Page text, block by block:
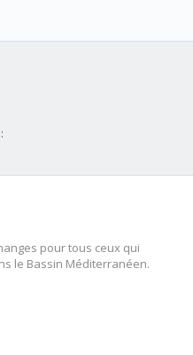
pour tous ceux qui
le Bassin Méditerranéen.